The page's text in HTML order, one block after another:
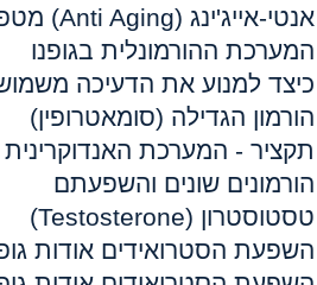
בתחומי האנטי-אייגי'נג
ועוד...
בהורמון הגדילה
ואנטי-אייג'ינג
(
Anti Aging) מטפורמין
ההורמונלית בגופנו
את הדעיכה משמוש